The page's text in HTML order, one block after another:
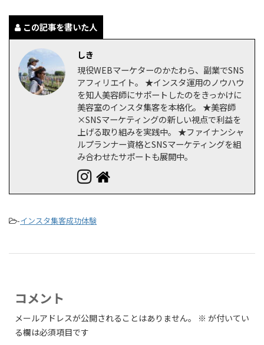
この記事を書いた人
しき
現役WEBマーケターのかたわら、副業でSNS
アフィリエイト。 ★インスタ運用のノウハウ
を知人美容師にサポートしたのをきっかけに
美容室のインスタ集客を本格化。 ★美容師
×SNSマーケティングの新しい視点で利益を
上げる取り組みを実践中。 ★ファイナンシャ
ルプランナー資格とSNSマーケティングを組
み合わせたサポートも展開中。
-インスタ集客成功体験
コメント
メールアドレスが公開されることはありません。 ※ が付いてい
る欄は必須項目です